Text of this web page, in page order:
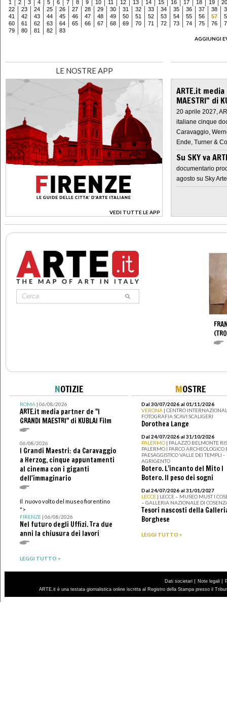
1 2 3 4 5 6 7 8 9 10 11 12 13 14 15 16 17 18 19
20
22
23 24 25 26 27 28 29 30 31 32 33 34 35 36 37 38
41
42 43 44 45 46 47 48 49 50 51 52 53 54 55 56 57
60
61 62 63 64 65 66 67 68 69 70 71 72 73 74 75 76
79
80 81 82
83
AGGIUNGI
LE NOSTRE APP
VEDI TUTTE LE APP
>
ARTE.it
MAESTRI" di
20 aprile 2027,
italiane cinque
Caravaggio,
Ende, Turner &
Su SKY va
documentario
agosto su Sky Arte
NOTIZIE
ROMA| 06/08/2026
ARTE.it media partner de "I
GRANDI MAESTRI" di KUBLAI Film
06/08/2026
I Grandi Maestri: da Caravaggio
a Herzog, cinque appuntamenti
al cinema con i giganti
dell'immaginario
Il nuovo volto del museo fiorentino
">
FIRENZE| 06/08/2026
Nel futuro degli Uffizi. Tra due
anni la chiusura dei lavori
LEGGI TUTTO >
MOSTRE
Dal 30/07/2026 al 01/11/2026
VERONA | CENTRO
FOTOGRAFIA SCAVI SCALIGERI
Dorothea Lange
Dal 24/07/2026 al 31/10/2026
PALERMO | PALAZZO BELMONTE
PALERMO I PARCO ARCHEOLOGICO
PAESAGGISTICO VALLE DEI TEMPLI -
AGRIGENTO
Botero. L’incanto del Mito I
Botero. Il peso dei sogni
Dal 24/07/2026 al 31/01/2027
LECCE | LECCE – MUSEO MUST I
– GALLERIA NAZIONALE DI
Tesori nascosti della
Borghese
LEGGI TUTTO >
Dati societari | Note legali |
ARTE.it è una testata giornalistica online iscritta al Registro della Stampa presso il